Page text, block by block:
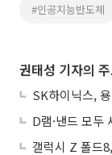
#인공지능반도체
권태성 기자의